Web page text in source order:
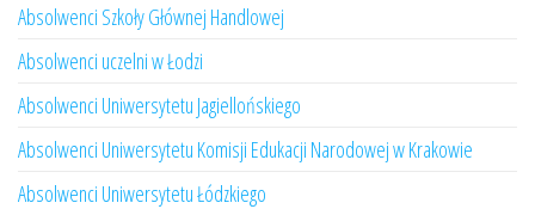
Absolwenci Szkoły Głównej Handlowej
Absolwenci uczelni w Łodzi
Absolwenci Uniwersytetu Jagiellońskiego
Absolwenci Uniwersytetu Komisji Edukacji Narodowej w Krakowie
Absolwenci Uniwersytetu Łódzkiego